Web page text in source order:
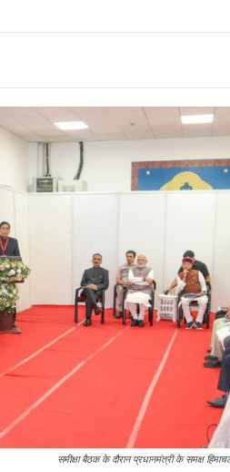
समीक्षा बैठक के दौरान प्रधानमंत्री के समक्ष